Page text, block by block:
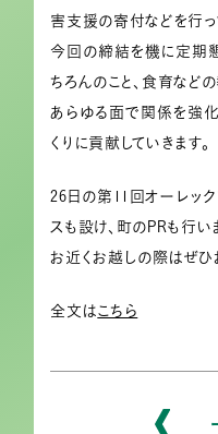
害支援の寄付などを行っ
今回の締結を機に定期
ちろんのこと、食育など
あらゆる面で関係を強
くりに貢献していきます。
26日の第11回オーレッ
スも設け、町のPRも行い
お近くお越しの際はぜひ
全文はこちら